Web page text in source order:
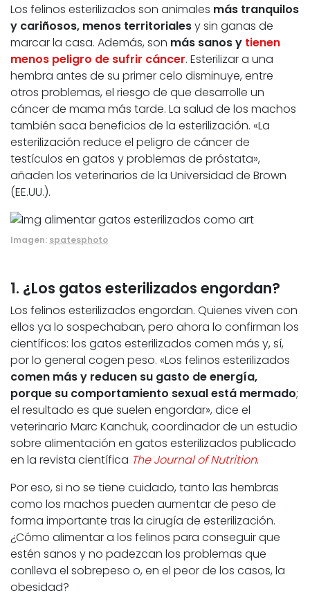
Los felinos esterilizados son animales más tranquilos
y cariñosos, menos territorialesy sin ganas de
marcar la casa. Además, son más sanos y tienen
menos peligro de sufrir cáncer. Esterilizar a una
hembra antes de su primer celo disminuye, entre
otros problemas, el riesgo de que desarrolle un
cáncer de mama más tarde. La salud de los machos
también saca beneficios de la esterilización. «La
esterilización reduce el peligro de cáncer de
testículos en gatos y problemas de próstata»,
añaden los veterinarios de la Universidad de Brown
(EE.UU.).
Imagen: spatesphoto
1. ¿Los gatos esterilizados engordan?
Los felinos esterilizados engordan. Quienes viven con
ellos ya lo sospechaban, pero ahora lo confirman los
científicos: los gatos esterilizados comen más y, sí,
por lo general cogen peso. «Los felinos esterilizados
comen más y reducen su gasto de energía,
porque su comportamiento sexual está mermado;
el resultado es que suelen engordar», dice el
veterinario Marc Kanchuk, coordinador de un estudio
sobre alimentación en gatos esterilizados publicado
en la revista científica The Journal of Nutrition.
Por eso, si no se tiene cuidado, tanto las hembras
como los machos pueden aumentar de peso de
forma importante tras la cirugía de esterilización.
¿Cómo alimentar a los felinos para conseguir que
estén sanos y no padezcan los problemas que
conlleva el sobrepeso o, en el peor de los casos, la
obesidad?